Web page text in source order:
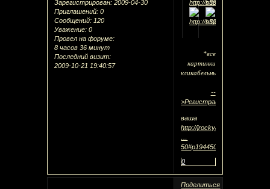
Зарегистрирован: 2009-04-30
Приглашений: 0
Сообщений: 120
Уважение: 0
Провел на форуме:
8 часов 36 минут
Последний визит:
2009-10-21 19:40:57
*все
картинки
кликабельны
--
>Регистрация
ваша
http://jrockyaoilove.eurobb.ru/
…
50#p194450
0
Поделиться